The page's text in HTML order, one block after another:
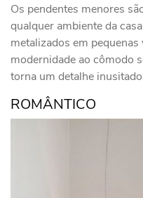
Os pendentes menores
qualquer ambiente da
metalizados em
modernidade ao cômodo
torna um detalhe
ROMÂNTICO